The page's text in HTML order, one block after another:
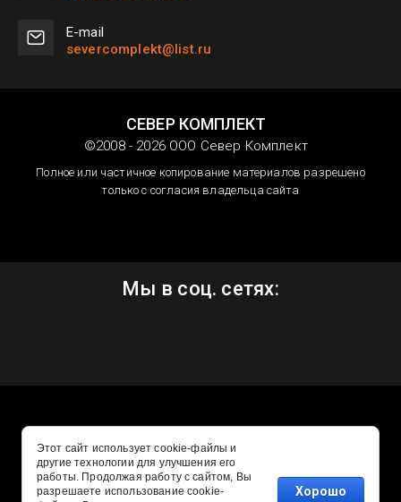
Е-mail
severcomplekt@list.ru
СЕВЕР КОМПЛЕКТ
©2008 - 2026 ООО Север Комплект
Полное или частичное копирование материалов разрешено
только с согласия владельца сайта
Мы в соц. сетях:
Этот сайт использует cookie-файлы и
другие технологии для улучшения его
работы. Продолжая работу с сайтом, Вы
разрешаете использование cookie-
Хорошо